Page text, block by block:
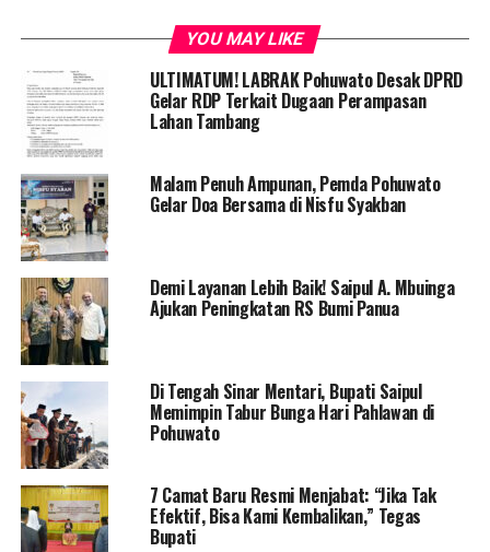
dari Sulawesi Utara, Maluku Utara, Papua, Sulawesi
kepadanya.
“Saya merasa bersyukur atas kepercayaan yang di
berikan, semoga amanah yang di percayakan dapat saya
pertanggungjawabkan hingga kepengurusan berakhir”,
terangnya.
“Tujuan kita sama bagaimana mengkonstruksikan arah
gerak Permikomnas Wilayah X, termasuk persoalan
koordinasi antar sesama Himpunan,” tambahnya.
Sementara itu, Ketua panitia Musyawarah Permikomnas
Wilayah X, Raka Permana Hadi merasa bersyukur atas
suksesnya kegiatan Musyawarah Wilayah X.
Raka berharap Koordinator yang baru saja terpilih bisa
membawa Permikomnas Wilayah X menjadi lebih baik
dan tentunya bisa melanjutkan estafet perjuangan.
YOU MAY LIKE
ULTIMATUM! LABRAK Pohuwato Desak DPRD
Gelar RDP Terkait Dugaan Perampasan
Lahan Tambang
Malam Penuh Ampunan, Pemda Pohuwato
Gelar Doa Bersama di Nisfu Syakban
Demi Layanan Lebih Baik! Saipul A. Mbuinga
Ajukan Peningkatan RS Bumi Panua
Di Tengah Sinar Mentari, Bupati Saipul
Memimpin Tabur Bunga Hari Pahlawan di
Pohuwato
7 Camat Baru Resmi Menjabat: “Jika Tak
Efektif, Bisa Kami Kembalikan,” Tegas
Bupati